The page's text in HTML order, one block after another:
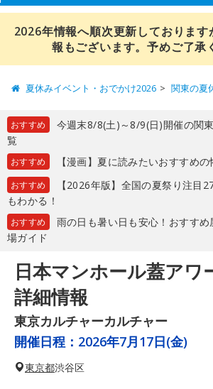
2026年情報へ順次更新しておりま
報もございます。予めご了承
夏休みイベント・おでかけ2026 関東の夏
おすすめ
今週末8/8(土)～8/9(日)開催の関
覧
おすすめ 【漫画】夏に読みたいおすすめ
おすすめ
【2026年版】全国の夏祭り注目
もわかる！
おすすめ
雨の日も暑い日も安心！おすす
場ガイド
日本マンホール蓋アワ
詳細情報
東京カルチャーカルチャー
開催日程： 2026年7月17日(金)
東京都渋谷区